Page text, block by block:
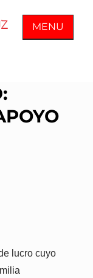
MENU
lucro cuyo